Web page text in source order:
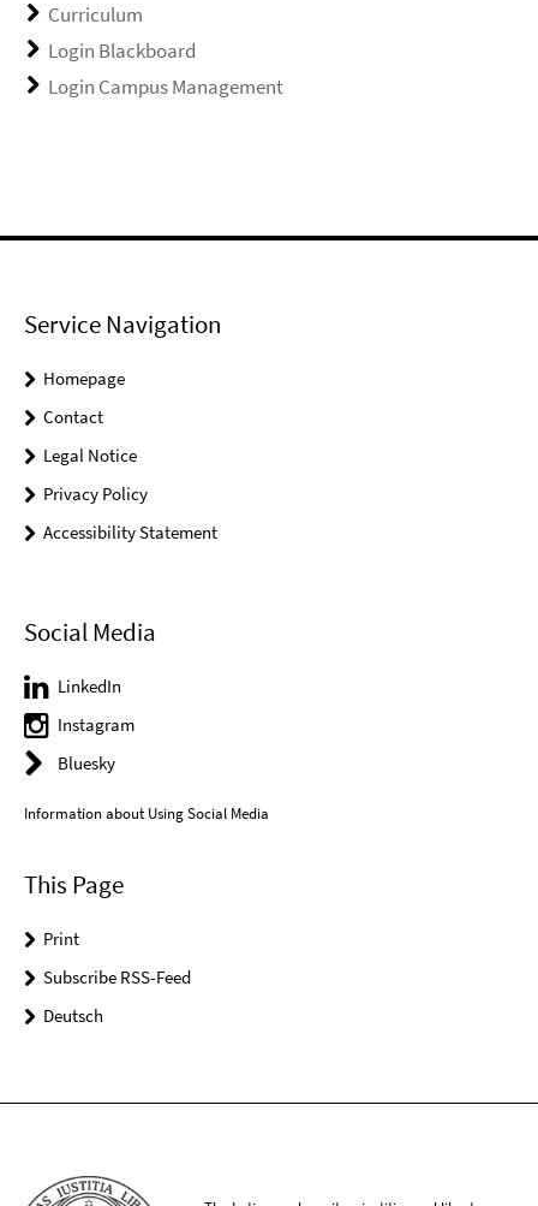
Curriculum
Login Blackboard
Login Campus Management
Service Navigation
Homepage
Contact
Legal Notice
Privacy Policy
Accessibility Statement
Social Media
LinkedIn
Instagram
Bluesky
Information about Using Social Media
This Page
Print
Subscribe RSS-Feed
Deutsch